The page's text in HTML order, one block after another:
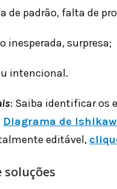
de padrão, falta de
inesperada, surpresa;
intencional.
: Saiba identificar os
Diagrama de
editável,
soluções